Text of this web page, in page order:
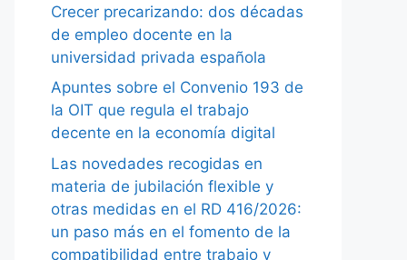
Crecer precarizando: dos décadas
de empleo docente en la
universidad privada española
Apuntes sobre el Convenio 193 de
la OIT que regula el trabajo
decente en la economía digital
Las novedades recogidas en
materia de jubilación flexible y
otras medidas en el RD 416/2026:
un paso más en el fomento de la
compatibilidad entre trabajo y